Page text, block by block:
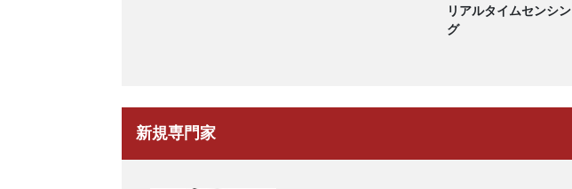
リアルタイムセンシン
グ
新規専門家